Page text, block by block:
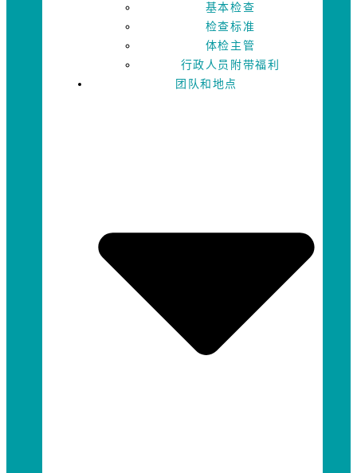
基本检查
检查标准
体检主管
行政人员附带福利
团队和地点